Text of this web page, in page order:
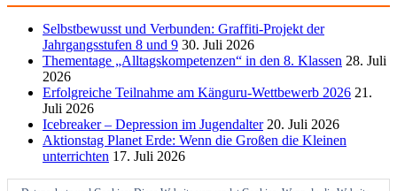
Selbstbewusst und Verbunden: Graffiti-Projekt der
Jahrgangsstufen 8 und 9 30. Juli 2026
Thementage „Alltagskompetenzen“ in den 8. Klassen 28. Juli
2026
Erfolgreiche Teilnahme am Känguru-Wettbewerb 2026 21.
Juli 2026
Icebreaker – Depression im Jugendalter 20. Juli 2026
Aktionstag Planet Erde: Wenn die Großen die Kleinen
unterrichten 17. Juli 2026